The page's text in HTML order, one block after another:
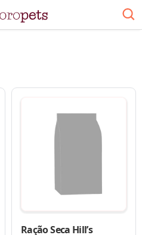
Ração Seca Hill’s